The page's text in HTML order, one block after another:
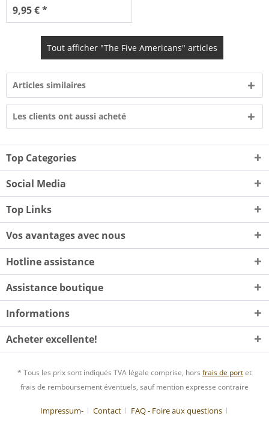
9,95 € *
Tout afficher "The Five Americans" articles
Articles similaires
Les clients ont aussi acheté
Top Categories
Social Media
Top Links
Vos avantages avec nous
Hotline assistance
Assistance boutique
Informations
Acheter excellente!
* Tous les prix sont indiqués TVA légale comprise, hors frais de portet
frais de remboursement éventuels, sauf mention expresse contraire
Impressum- Contact FAQ - Foire aux questions